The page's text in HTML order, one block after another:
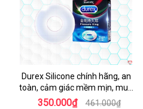
Durex Silicone chính hãng, an
toàn, cảm giác mềm mịn, mua
ngay
350.000₫ 461.000₫